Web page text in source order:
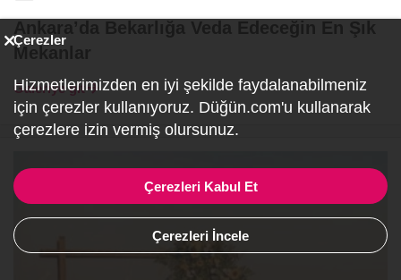
Mekanlar
Galeriye git
Çerezler
Hizmetlerimizden en iyi şekilde faydalanabilmeniz
için çerezler kullanıyoruz. Düğün.com'u kullanarak
çerezlere izin vermiş olursunuz.
Çerezleri Kabul Et
Çerezleri İncele